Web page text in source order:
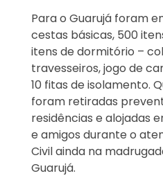
Para o Guarujá foram
cestas básicas, 500
itens de dormitório –
travesseiros, jogo de
10 fitas de isolamento.
foram retiradas
residências e alojadas
e amigos durante o
Civil ainda na
Guarujá.